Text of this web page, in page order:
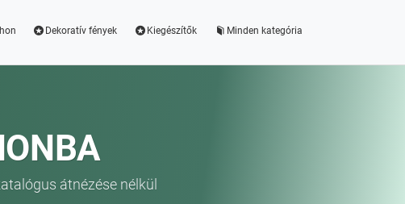
Dekoratív fények Kiegészítők Minden kategória
átnézése nélkül